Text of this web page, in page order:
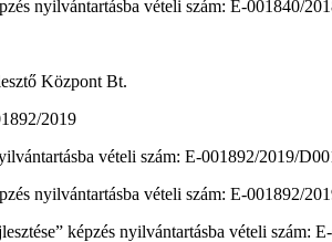
nyilvántartásba vételi szám: E-001840/
Központ Bt.
2019
vételi szám: E-001892/2019/
nyilvántartásba vételi szám: E-001892/
képzés nyilvántartásba vételi szám: